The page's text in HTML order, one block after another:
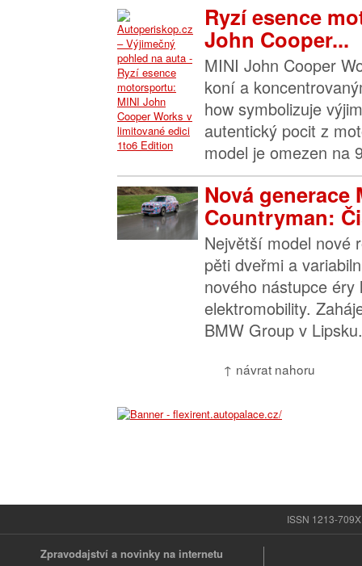
Ryzí esence
John Cooper...
MINI John Cooper
koní a
how symbolizuje
autentický pocit z
model je omezen na
Nová generace
Countryman:
Největší model nové
pěti dveřmi a
nového nástupce
elektromobility.
BMW Group v
↑ návrat nahoru
ISSN 1213-
Zpravodajství a novinky na internetu